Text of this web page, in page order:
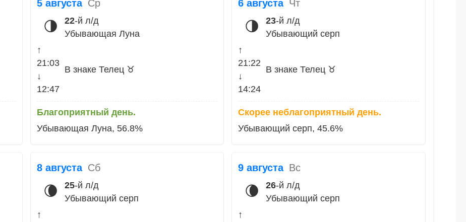
5 августа Ср
🌗 22-й л/д
Убывающая Луна
↑
21:03
↓
12:47
В знаке Телец ♉
Благоприятный день.
Убывающая Луна, 56.8%
6 августа Чт
🌗 23-й л/д
Убывающий серп
↑
21:22
↓
14:24
В знаке Телец ♉
Скорее неблагоприятный день.
Убывающий серп, 45.6%
8 августа Сб
🌘 25-й л/д
Убывающий серп
↑
9 августа Вс
🌘 26-й л/д
Убывающий серп
↑